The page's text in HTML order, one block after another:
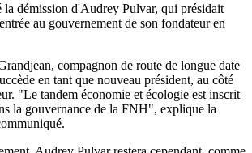
la démission d'Audrey Pulvar, qui présidait
au gouvernement de son fondateur en
compagnon de route de longue date
en tant que nouveau président, au côté
"Le tandem économie et écologie est inscrit
la gouvernance de la FNH", explique la